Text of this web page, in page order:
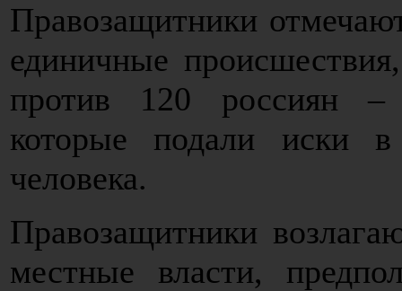
Правозащитники
единичные
против 120 россиян –
которые подали иски
человека.
Правозащитники
местные власти,